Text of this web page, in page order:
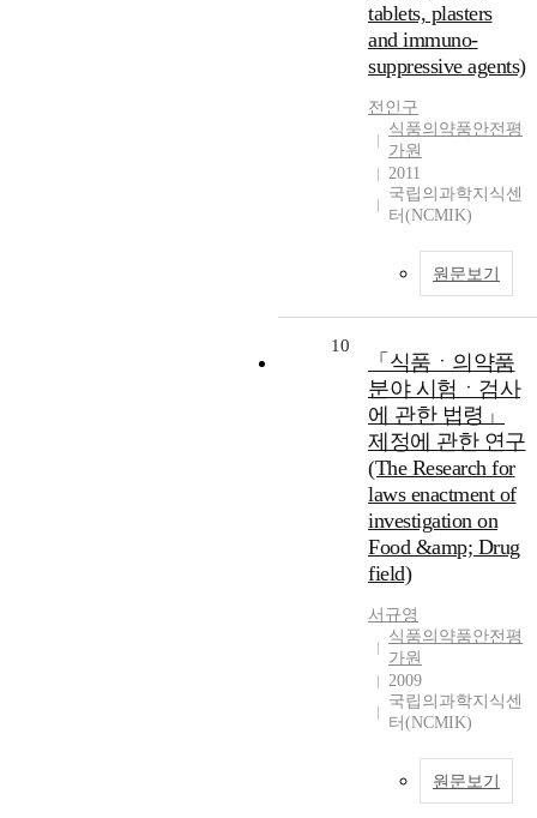
tablets, plasters
and immuno-
suppressive agents)
전인구
식품의약품안전평
가원
2011
국립의과학지식센
터(NCMIK)
원문보기
10
「식품ㆍ의약품
분야 시험ㆍ검사
에 관한 법령」
제정에 관한 연구
(The Research for
laws enactment of
investigation on
Food &amp; Drug
field)
서규영
식품의약품안전평
가원
2009
국립의과학지식센
터(NCMIK)
원문보기